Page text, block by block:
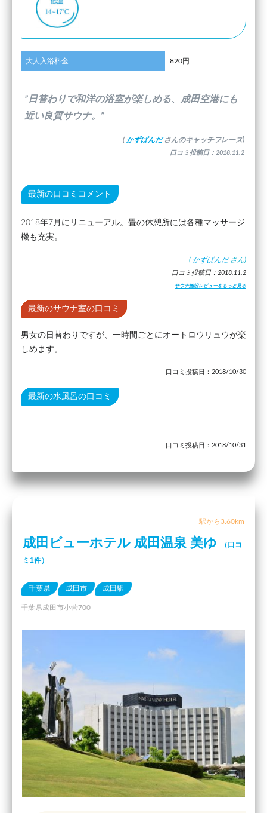
大人入浴料金 820円
”日替わりで和洋の浴室が楽しめる、成田空港にも
近い良質サウナ。”
( かずぱんだ さんのキャッチフレーズ)
口コミ投稿日：2018.11.2
最新の口コミコメント
2018年7月にリニューアル。畳の休憩所には各種マッサージ
機も充実。
( かずぱんだ さん)
口コミ投稿日：2018.11.2
サウナ施設レビューをもっと見る
最新のサウナ室の口コミ
男女の日替わりですが、一時間ごとにオートロウリュウが楽
しめます。
口コミ投稿日：2018/10/30
最新の水風呂の口コミ
口コミ投稿日：2018/10/31
駅から3.60km
成田ビューホテル 成田温泉 美ゆ
（口コ
ミ1件）
千葉県 成田市 成田駅
千葉県成田市小菅700